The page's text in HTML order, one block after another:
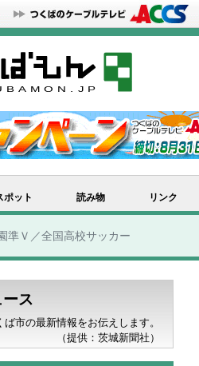
ポット 読み物 リンク
準Ｖ／全国高校サッカー
ス
ば市の最新情報をお伝えします。
（提供：茨城新聞社）